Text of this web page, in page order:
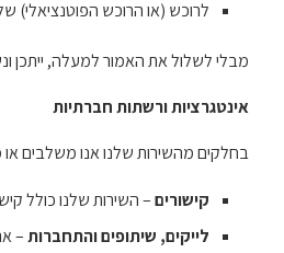
לרוכש (או הרוכש הפוטנציאלי)
מבלי לשלול את האמור למעלה, ייתכן
אינטגרציות ורשתות חברתיות
בחלקים מהשירות שלנו אנו משלבים או
קישורים– השירות שלנו כולל
לייקים, שיתופים והתחברות